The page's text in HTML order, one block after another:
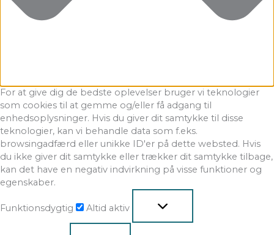
For at give dig de bedste oplevelser bruger vi teknologier
som cookies til at gemme og/eller få adgang til
enhedsoplysninger. Hvis du giver dit samtykke til disse
teknologier, kan vi behandle data som f.eks.
browsingadfærd eller unikke ID'er på dette websted. Hvis
du ikke giver dit samtykke eller trækker dit samtykke tilbage,
kan det have en negativ indvirkning på visse funktioner og
egenskaber.
Funktionsdygtig Altid aktiv